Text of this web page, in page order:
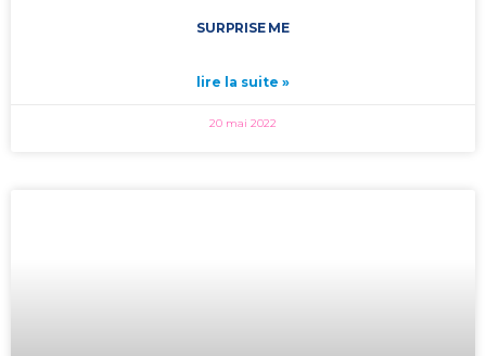
SURPRISE ME
lire la suite »
20 mai 2022